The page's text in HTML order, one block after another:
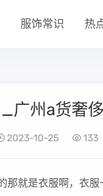
服饰常识 热
广州a货奢
2023-10-25 133
那就是衣服啊，衣